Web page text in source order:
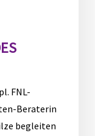
FNL-
Beraterin
begleiten